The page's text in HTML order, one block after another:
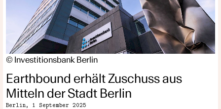
Earthbound erhält Zuschuss aus
Mitteln der Stadt Berlin
Berlin, 1 September 2025
© Investitionsbank Berlin